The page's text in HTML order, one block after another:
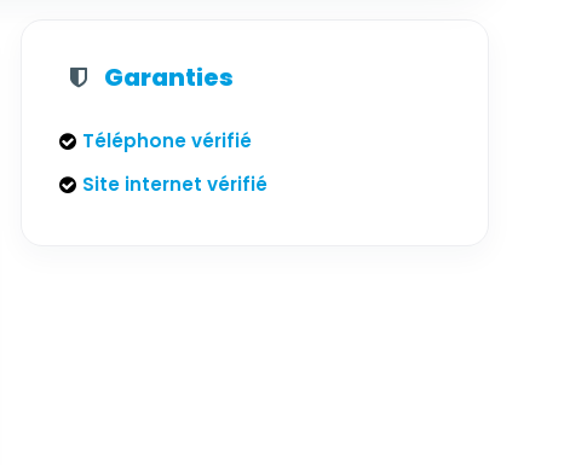
Garanties
Téléphone vérifié
Site internet vérifié